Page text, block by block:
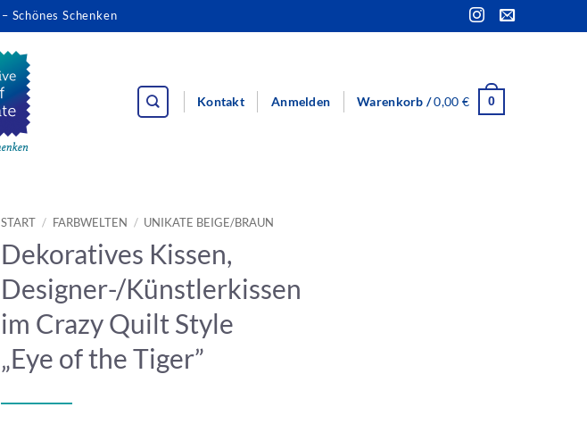
– Schönes Schenken
Kontakt Anmelden Warenkorb /0,00 € 0
START / FARBWELTEN / UNIKATE BEIGE/BRAUN
Dekoratives Kissen,
Designer-/Künstlerkissen
im Crazy Quilt Style
„Eye of the Tiger”